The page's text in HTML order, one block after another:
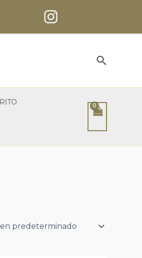
Buscar